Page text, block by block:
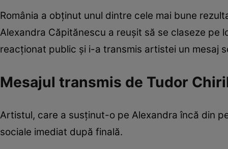
România a obținut unul dintre cele mai bune
Alexandra Căpitănescu a reușit să se claseze pe
reacționat public și i-a transmis artistei un mesaj
Mesajul transmis de Tudor
Artistul, care a susținut-o pe Alexandra încă din
sociale imediat după finală.